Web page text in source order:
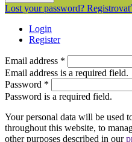
Lost your password? Registrovať
Login
Register
Email address *
Email address is a required field.
Password *
Password is a required field.
Your personal data will be used
throughout this website, to
other purposes described in our